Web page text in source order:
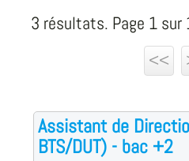
3 résultats. Page 1 sur
<<
Assistant de
BTS/DUT) - bac +2